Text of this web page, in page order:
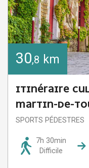
30,8 km
ITINÉRAIRE
MARTIN-DE-
SPORTS PÉDESTRES
7h 30min
Difficile